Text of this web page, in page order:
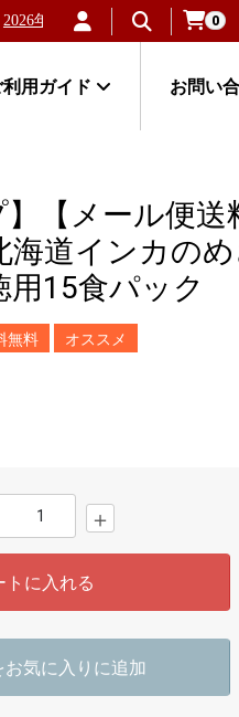
年新物！北海道稚内産「失敗し
0
利用ガイド お問い
】【メール便送
海道インカの
15食パック
無料 オススメ
＋
に入れる
気に入りに追加